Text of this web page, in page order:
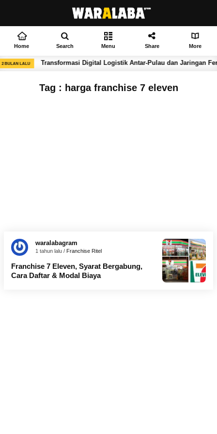
Home Search Menu Share More
BULAN LALU Transformasi Digital Logistik Antar-Pulau dan Jaringan
Tag : harga franchise 7 eleven
waralabagram
1 tahun lalu / Franchise Ritel
Franchise 7 Eleven, Syarat Bergabung,
Cara Daftar & Modal Biaya